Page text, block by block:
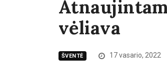
vėliava
ŠVENTĖ 17 vasario, 2022